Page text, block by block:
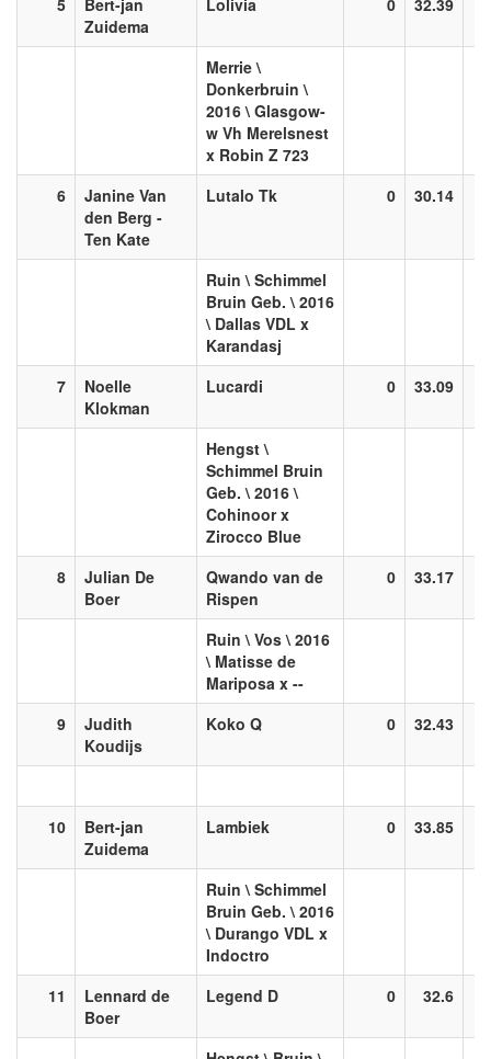
5
Bert-jan
Zuidema
Lolivia 0 32.39
Merrie \
Donkerbruin \
2016 \ Glasgow-
w Vh Merelsnest
x Robin Z 723
6
Janine Van
den Berg -
Ten Kate
Lutalo Tk 0 30.14
Ruin \ Schimmel
Bruin Geb. \ 2016
\ Dallas VDL x
Karandasj
7
Noelle
Klokman
Lucardi 0 33.09
Hengst \
Schimmel Bruin
Geb. \ 2016 \
Cohinoor x
Zirocco Blue
8
Julian De
Boer
Qwando van de
Rispen
0 33.17
Ruin \ Vos \ 2016
\ Matisse de
Mariposa x --
9
Judith
Koudijs
Koko Q 0 32.43
10
Bert-jan
Zuidema
Lambiek 0 33.85
Ruin \ Schimmel
Bruin Geb. \ 2016
\ Durango VDL x
Indoctro
11
Lennard de
Boer
Legend D 0 32.6